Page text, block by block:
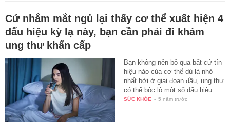
Cứ nhắm mắt ngủ lại thấy cơ thể xuất hiện 4
dấu hiệu kỳ lạ này, bạn cần phải đi khám
ung thư khẩn cấp
Bạn không nên bỏ qua bất cứ tín
hiệu nào của cơ thể dù là nhỏ
nhất bởi ở giai đoạn đầu, ung thư
có thể bộc lộ một số dấu hiệu…
SỨC KHỎE - 5 năm trước